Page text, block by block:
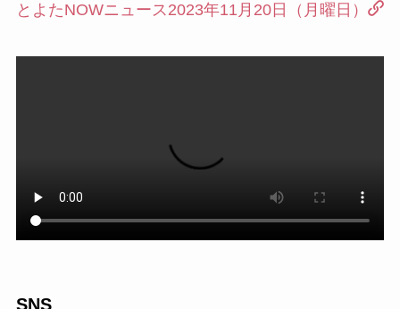
とよたNOWニュース2023年11月20日（月曜日）